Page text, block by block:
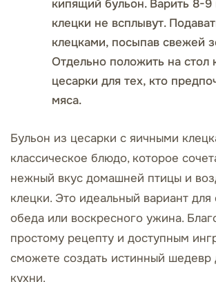
кипящий бульон. Варить 8-9
клецки не всплывут.
клецками, посыпав свежей
Отдельно положить на стол
цесарки для тех, кто
мяса.
Бульон из цесарки с яичными
классическое блюдо, которое
нежный вкус домашней птицы и
клецки. Это идеальный вариант
обеда или воскресного ужина.
простому рецепту и доступным
сможете создать истинный
кухни.